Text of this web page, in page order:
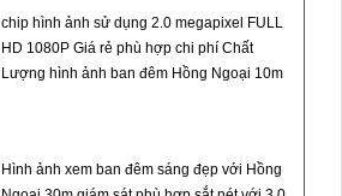
chip hình ảnh sử dụng 2.0 megapixel FULL
HD 1080P Giá rẻ phù hợp chi phí Chất
Lượng hình ảnh ban đêm Hồng Ngoại 10m
Hình ảnh xem ban đêm sáng đẹp với Hồng